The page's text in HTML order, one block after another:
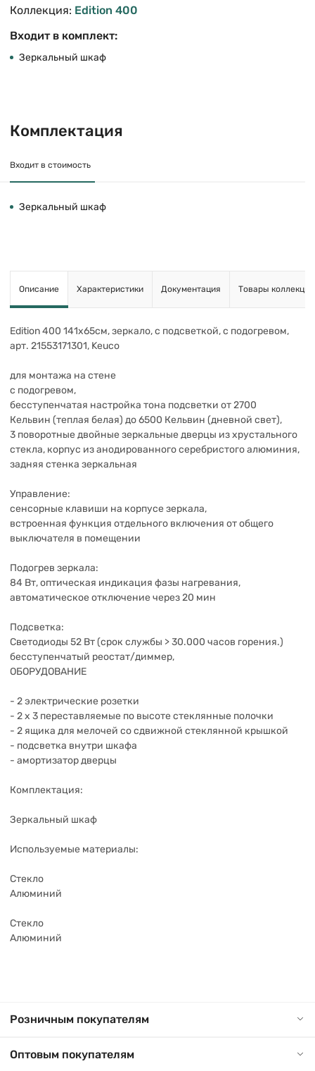
Коллекция: Edition 400
Входит в комплект:
Зеркальный шкаф
Комплектация
Входит в стоимость
Зеркальный шкаф
Описание Характеристики Документация Товары коллекции
Edition 400 141х65см, зеркало, с подсветкой, с подогревом,
арт. 21553171301, Keuco
для монтажа на стене
с подогревом,
бесступенчатая настройка тона подсветки от 2700
Кельвин (теплая белая) до 6500 Кельвин (дневной свет),
3 поворотные двойные зеркальные дверцы из хрустального
стекла, корпус из анодированного серебристого алюминия,
задняя стенка зеркальная
Управление:
сенсорные клавиши на корпусе зеркала,
встроенная функция отдельного включения от общего
выключателя в помещении
Подогрев зеркала:
84 Вт, оптическая индикация фазы нагревания,
автоматическое отключение через 20 мин
Подсветка:
Светодиоды 52 Вт (срок службы > 30.000 часов горения.)
бесступенчатый реостат/диммер,
ОБОРУДОВАНИЕ
- 2 электрические розетки
- 2 х 3 переставляемые по высоте стеклянные полочки
- 2 ящика для мелочей со сдвижной стеклянной крышкой
- подсветка внутри шкафа
- амортизатор дверцы
Комплектация:
Зеркальный шкаф
Используемые материалы:
Стекло
Алюминий
Стекло
Алюминий
Розничным покупателям
Оптовым покупателям